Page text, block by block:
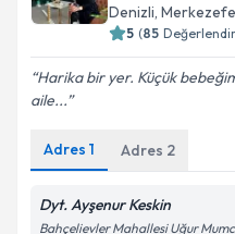
Denizli,
5 (85
Harika bir yer. Küçük
aile...
Adres 1 Adres 2
Dyt. Ayşenur Keskin
Bahçelievler Mahallesi Uğur